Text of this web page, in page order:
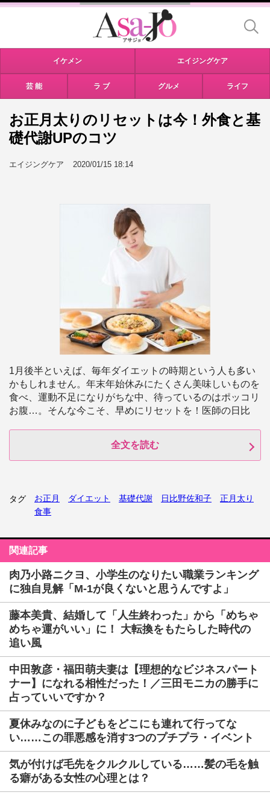
イケメン エイジングケア
芸 能 ラ ブ グルメ ライフ
お正月太りのリセットは今！外食と基
礎代謝UPのコツ
エイジングケア 2020/01/15 18:14
1月後半といえば、毎年ダイエットの時期という人も多い
かもしれません。年末年始休みにたくさん美味しいものを
食べ、運動不足になりがちな中、待っているのはポッコリ
お腹…。そんな今こそ、早めにリセットを！医師の日比
全文を読む
タグ お正月 ダイエット 基礎代謝 日比野佐和子
正月太り
食事
関連記事
肉乃小路ニクヨ、小学生のなりたい職業ランキング
に独自見解「M-1が良くないと思うんですよ」
藤本美貴、結婚して「人生終わった」から「めちゃ
めちゃ運がいい」に！ 大転換をもたらした時代の
追い風
中田敦彦・福田萌夫妻は【理想的なビジネスパート
ナー】になれる相性だった！／三田モニカの勝手に
占っていいですか？
夏休みなのに子どもをどこにも連れて行ってな
い……この罪悪感を消す3つのプチプラ・イベント
気が付けば毛先をクルクルしている……髪の毛を触
る癖がある女性の心理とは？